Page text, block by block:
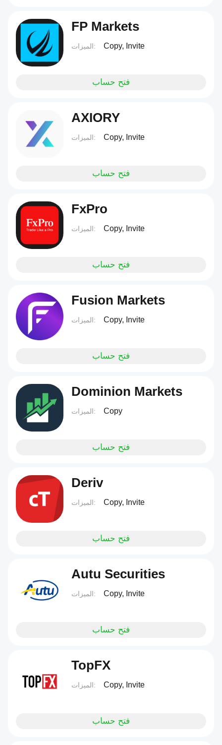
FP Markets
الميزات: Copy, Invite
فتح حساب
AXIORY
الميزات: Copy, Invite
فتح حساب
FxPro
الميزات: Copy, Invite
فتح حساب
Fusion Markets
الميزات: Copy, Invite
فتح حساب
Dominion Markets
الميزات: Copy
فتح حساب
Deriv
الميزات: Copy, Invite
فتح حساب
Autu Securities
الميزات: Copy, Invite
فتح حساب
TopFX
الميزات: Copy, Invite
فتح حساب